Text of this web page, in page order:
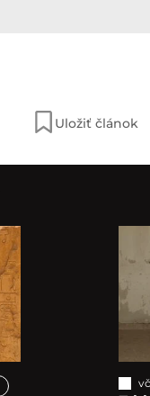
Uložiť článok